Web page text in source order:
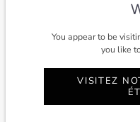
You appear to be
you like
VISITEZ